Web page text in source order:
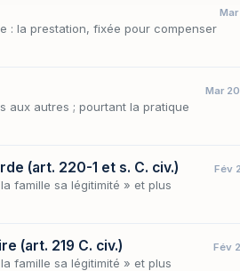
: la prestation, fixée pour compenser
Mar
aux autres ; pourtant la pratique
Mar
(art. 220-1 et s. C. civ.)
famille sa légitimité » et plus
Fév
(art. 219 C. civ.)
famille sa légitimité » et plus
Fév